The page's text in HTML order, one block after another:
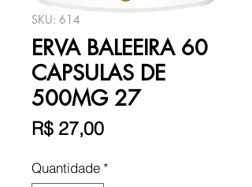
SKU: 614
ERVA BALEEIRA 60
CAPSULAS DE
500MG 27
R$ 27,00Preço
Quantidade *